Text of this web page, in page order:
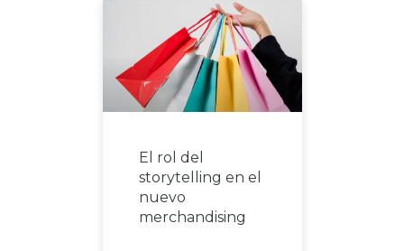
El rol del
storytelling en el
nuevo
merchandising